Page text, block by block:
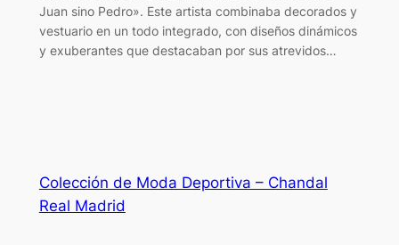
Juan sino Pedro». Este artista combinaba decorados y
vestuario en un todo integrado, con diseños dinámicos
y exuberantes que destacaban por sus atrevidos…
Colección de Moda Deportiva – Chandal
Real Madrid